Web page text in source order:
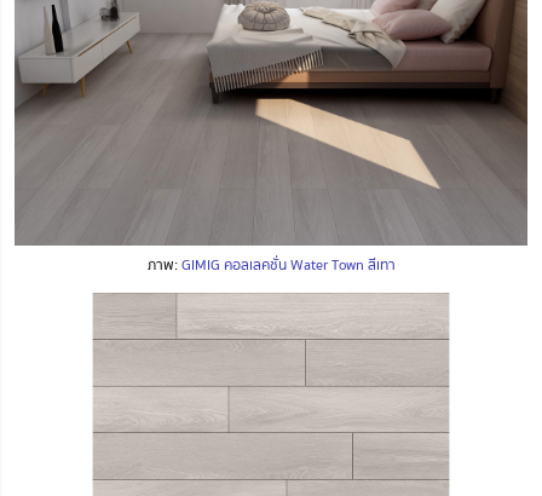
ภาพ:GIMIG คอลเลคชั่น Water Town สีเทา